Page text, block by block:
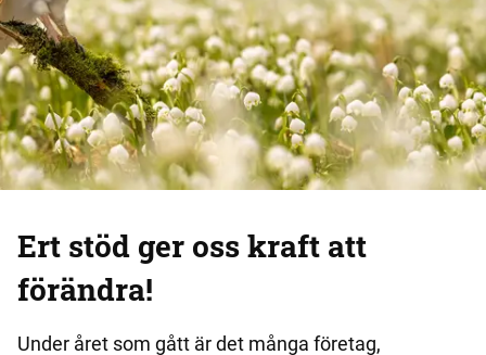
Ert stöd ger oss kraft att
förändra!
Under året som gått är det många företag,